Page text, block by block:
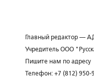
Главный редактор —
Учредитель ООО
Пишите нам по адресу
Телефон: +7 (812) 950-